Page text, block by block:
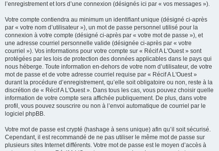
l’enregistrement et lors d’une connexion (désignés ici par « vos messages »).
Votre compte contiendra au minimum un identifiant unique (désigné ci-après
par « votre nom d’utilisateur »), un mot de passe personnel utilisé pour la
connexion à votre compte (désigné ci-après par « votre mot de passe »), et
une adresse courriel personnelle valide (désignée ci-après par « votre
courriel »). Vos informations pour votre compte sur « Récif A L'Ouest » sont
protégées par les lois de protection des données applicables dans le pays qui
nous héberge. Toute information en-dehors de votre nom d’utilisateur, de votre
mot de passe et de votre adresse courriel requise par « Récif A L'Ouest »
durant la procédure d’enregistrement, qu’elle soit obligatoire ou non, reste à la
discrétion de « Récif A L'Ouest ». Dans tous les cas, vous pouvez choisir quelle
information de votre compte sera affichée publiquement. De plus, dans votre
profil, vous pouvez souscrire ou non à l’envoi automatique de courriel par le
logiciel phpBB.
Votre mot de passe est crypté (hashage à sens unique) afin qu’il soit sécurisé.
Cependant, il est recommandé de ne pas utiliser le même mot de passe sur
plusieurs sites Internet différents. Votre mot de passe est le moyen d’accès à